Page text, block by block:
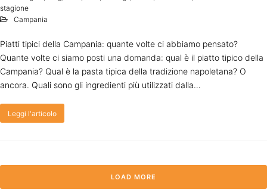
stagione
Campania
Piatti tipici della Campania: quante volte ci abbiamo pensato?
Quante volte ci siamo posti una domanda: qual è il piatto tipico della
Campania? Qual è la pasta tipica della tradizione napoletana? O
ancora. Quali sono gli ingredienti più utilizzati dalla…
Leggi l'articolo
LOAD MORE